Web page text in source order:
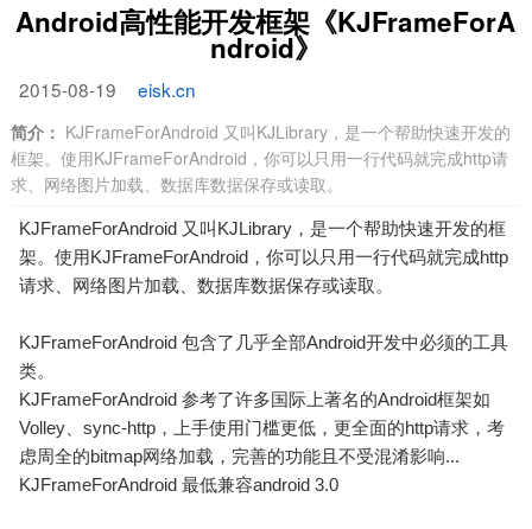
Android高性能开发框架《KJFrameForA
ndroid》
2015-08-19 eisk.cn
简介： KJFrameForAndroid 又叫KJLibrary，是一个帮助快速开发的
框架。使用KJFrameForAndroid，你可以只用一行代码就完成http请
求、网络图片加载、数据库数据保存或读取。
KJFrameForAndroid 又叫KJLibrary，是一个帮助快速开发的框
架。使用KJFrameForAndroid，你可以只用一行代码就完成http
请求、网络图片加载、数据库数据保存或读取。
KJFrameForAndroid 包含了几乎全部Android开发中必须的工具
类。
KJFrameForAndroid 参考了许多国际上著名的Android框架如
Volley、sync-http，上手使用门槛更低，更全面的http请求，考
虑周全的bitmap网络加载，完善的功能且不受混淆影响...
KJFrameForAndroid 最低兼容android 3.0